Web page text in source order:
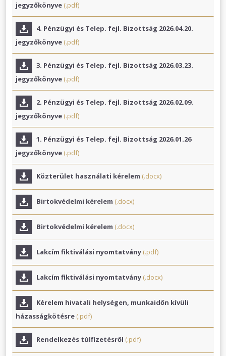
jegyzőkönyve (.pdf)
4. Pénzügyi és Telep. fejl. Bizottság 2026.04.20.
jegyzőkönyve (.pdf)
3. Pénzügyi és Telep. fejl. Bizottság 2026.03.23.
jegyzőkönyve (.pdf)
2. Pénzügyi és Telep. fejl. Bizottság 2026.02.09.
jegyzőkönyve (.pdf)
1. Pénzügyi és Telep. fejl. Bizottság 2026.01.26
jegyzőkönyve (.pdf)
Közterület használati kérelem (.docx)
Birtokvédelmi kérelem (.docx)
Birtokvédelmi kérelem (.docx)
Lakcím fiktiválási nyomtatvány (.pdf)
Lakcím fiktiválási nyomtatvány (.docx)
Kérelem hivatali helységen, munkaidőn kívüli
házasságkötésre (.pdf)
Rendelkezés túlfizetésről (.pdf)